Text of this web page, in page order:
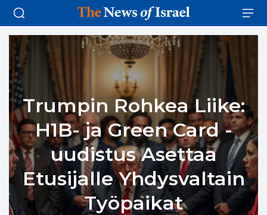
Trumpin Rohkea Liike:
H1B- ja Green Card -
uudistus Asettaa
Etusijalle Yhdysvaltain
Työpaikat